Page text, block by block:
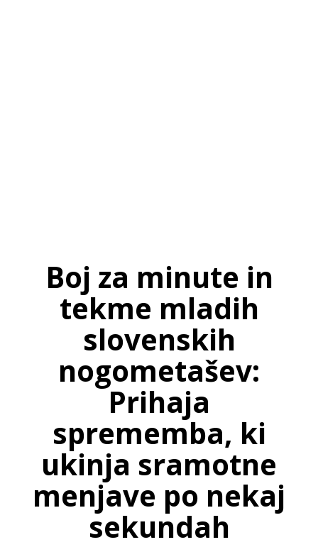
Boj za minute in
tekme mladih
slovenskih
nogometašev:
Prihaja
sprememba, ki
ukinja sramotne
menjave po nekaj
sekundah